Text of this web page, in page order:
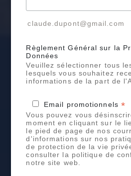
claude.dupont@gmail.com
Règlement Général sur la
Données
Veuillez sélectionner tous
lesquels vous souhaitez
informations de la part de
Email promotionnels *
Vous pouvez vous
moment en cliquant sur le
le pied de page de nos
d'informations sur nos
de protection de la vie
consulter la politique de
notre site web.